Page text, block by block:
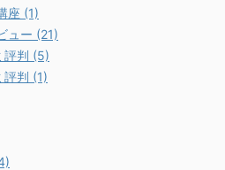
座 (1)
ュー (21)
評判 (5)
評判 (1)